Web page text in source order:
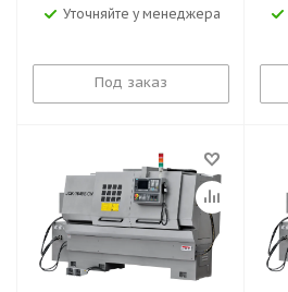
Уточняйте у менеджера
Под заказ